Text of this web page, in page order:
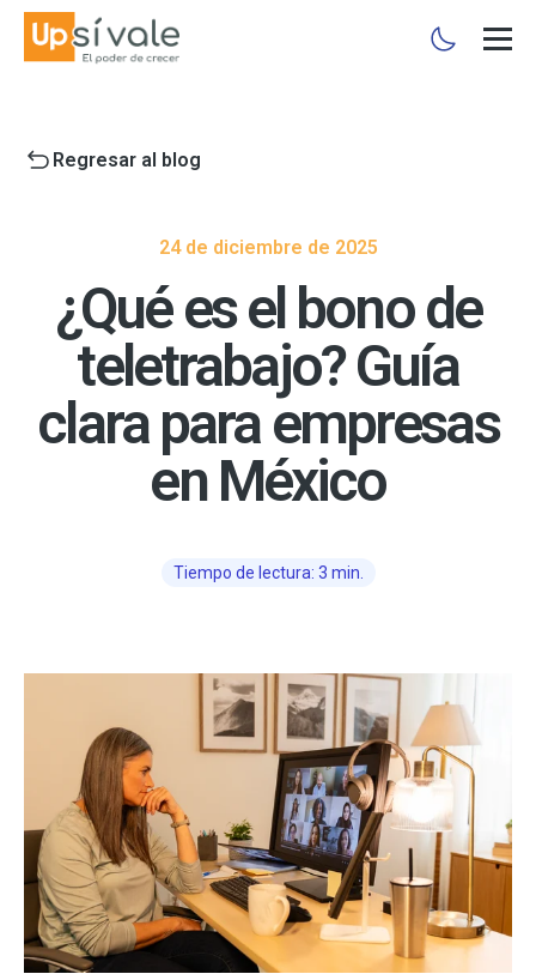
Regresar al blog
24 de diciembre de 2025
¿Qué es el bono de
teletrabajo? Guía
clara para empresas
en México
Tiempo de lectura: 3 min.